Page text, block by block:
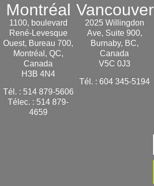
Montréal
1100, boulevard
René-Levesque
Ouest, Bureau 700,
Montréal, QC,
Canada
H3B 4N4
Tél. : 514 879-5606
Télec. : 514 879-
4659
Vancouver
2025 Willingdon
Ave, Suite 900,
Burnaby, BC,
Canada
V5C 0J3
Tél. : 604 345-5194